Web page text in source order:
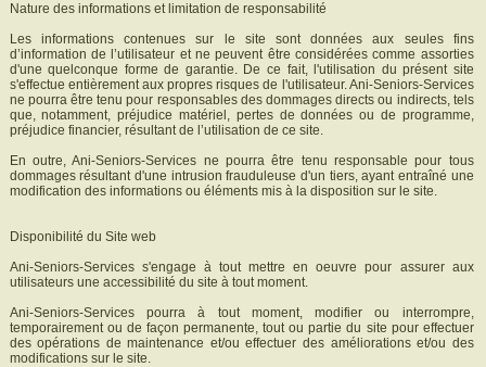
Nature des informations et limitation de responsabilité
Les informations contenues sur le site sont données aux seules fins
d’information de l’utilisateur et ne peuvent être considérées comme assorties
d'une quelconque forme de garantie. De ce fait, l'utilisation du présent site
s'effectue entièrement aux propres risques de l'utilisateur. Ani-Seniors-Services
ne pourra être tenu pour responsables des dommages directs ou indirects, tels
que, notamment, préjudice matériel, pertes de données ou de programme,
préjudice financier, résultant de l’utilisation de ce site.
En outre, Ani-Seniors-Services ne pourra être tenu responsable pour tous
dommages résultant d'une intrusion frauduleuse d'un tiers, ayant entraîné une
modification des informations ou éléments mis à la disposition sur le site.
Disponibilité du Site web
Ani-Seniors-Services s'engage à tout mettre en oeuvre pour assurer aux
utilisateurs une accessibilité du site à tout moment.
Ani-Seniors-Services pourra à tout moment, modifier ou interrompre,
temporairement ou de façon permanente, tout ou partie du site pour effectuer
des opérations de maintenance et/ou effectuer des améliorations et/ou des
modifications sur le site.